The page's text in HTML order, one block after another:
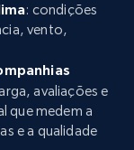
: condições
vento,
avaliações e
que medem a
e a qualidade